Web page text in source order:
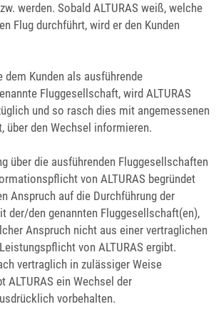
werden. Sobald ALTURAS weiß, welche
Flug durchführt, wird er den Kunden
dem Kunden als ausführende
Fluggesellschaft, wird ALTURAS
und so rasch dies mit angemessenen
über den Wechsel informieren.
über die ausführenden Fluggesellschaften
von ALTURAS begründet
Anspruch auf die Durchführung der
der/den genannten Fluggesellschaft(en),
Anspruch nicht aus einer vertraglichen
von ALTURAS ergibt.
vertraglich in zulässiger Weise
ALTURAS ein Wechsel der
vorbehalten.